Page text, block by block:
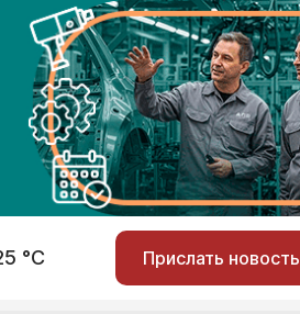
°С Прислать новость